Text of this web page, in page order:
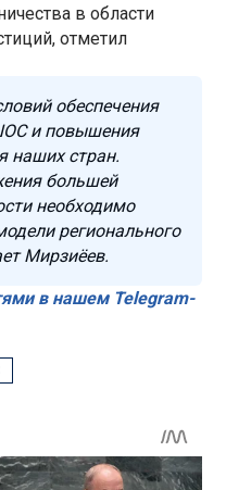
в области
отметил
обеспечения
и повышения
наших стран.
большей
необходимо
регионального
Мирзиёев.
в нашем Telegram-